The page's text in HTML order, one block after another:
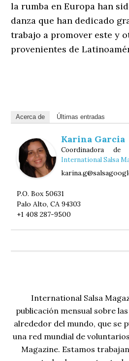
la rumba en Europa han
danza que han dedicado
trabajo a promover este y
provenientes de
Acerca de Últimas entradas
Karina Garcia
Coordinadora de
International Salsa
P.O. Box 50631
Palo Alto, CA 94303
+1 408 287-9500
International Salsa
publicación mensual sobre
alrededor del mundo, que se
una red mundial de
Magazine. Estamos